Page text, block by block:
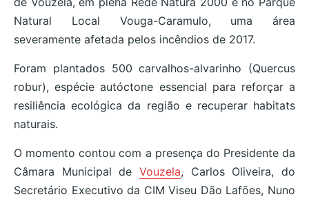
Natural Local Vouga-Caramulo, uma área
severamente afetada pelos incêndios de 2017.
Foram plantados 500 carvalhos-alvarinho (Quercus
robur), espécie autóctone essencial para reforçar a
resiliência ecológica da região e recuperar habitats
naturais.
O momento contou com a presença do Presidente da
Câmara Municipal de Vouzela, Carlos Oliveira, do
Secretário Executivo da CIM Viseu Dão Lafões, Nuno